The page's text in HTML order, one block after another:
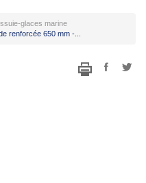
glaces marine
renforcée 650 mm -...